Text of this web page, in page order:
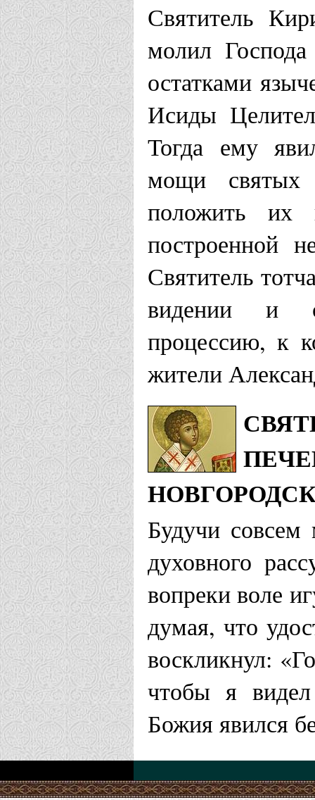
Святитель
молил
остатками
Исиды
Тогда ему
мощи
положить их
построенной
Святитель
видении и
процессию, к
жители
Будучи
духовного
вопреки воле
думая, что
воскликнул:
чтобы я
Божия явился